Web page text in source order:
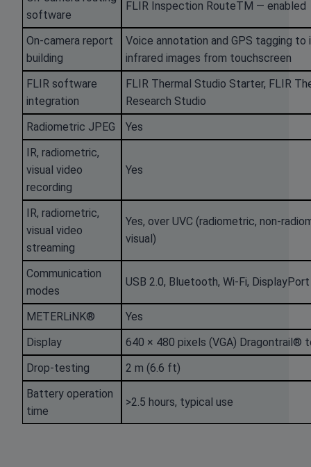
software
FLIR Inspection RouteTM — enabled
On-camera report
building
Voice annotation and GPS tagging
infrared images from touchscreen
FLIR software
integration
FLIR Thermal Studio Starter, FLIR
Research Studio
Radiometric JPEG
Yes
IR, radiometric,
visual video
recording
Yes
IR, radiometric,
visual video
streaming
Yes, over UVC (radiometric, non-
visual)
Communication
modes
USB 2.0, Bluetooth, Wi-Fi, DisplayPort
METERLiNK®
Yes
Display
640 × 480 pixels (VGA) Dragontrail®
Drop-testing
2 m (6.6 ft)
Battery operation
time
>2.5 hours, typical use